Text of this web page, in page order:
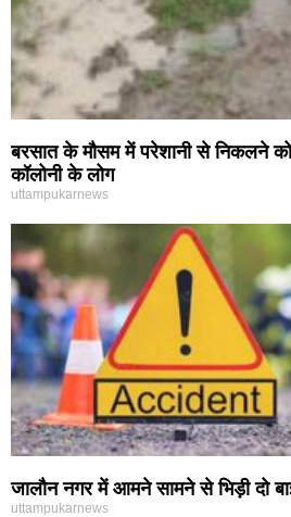
बरसात के मौसम में परेशानी से निकलने
कॉलोनी के लोग
uttampukarnews
जालौन नगर में आमने सामने से भिड़ी दो
uttampukarnews